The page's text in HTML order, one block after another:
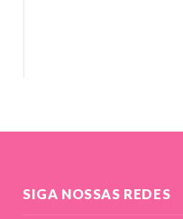
SIGA NOSSAS REDES